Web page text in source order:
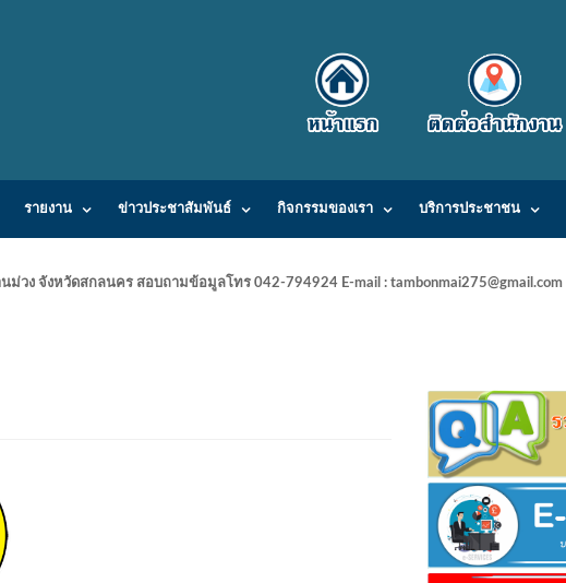
รายงาน ข่าวประชาสัมพันธ์ กิจกรรมของเรา บริการประชาชน
วง จังหวัดสกลนคร สอบถามข้อมูลโทร 042-794924 E-mail : tambonmai275@gmail.com